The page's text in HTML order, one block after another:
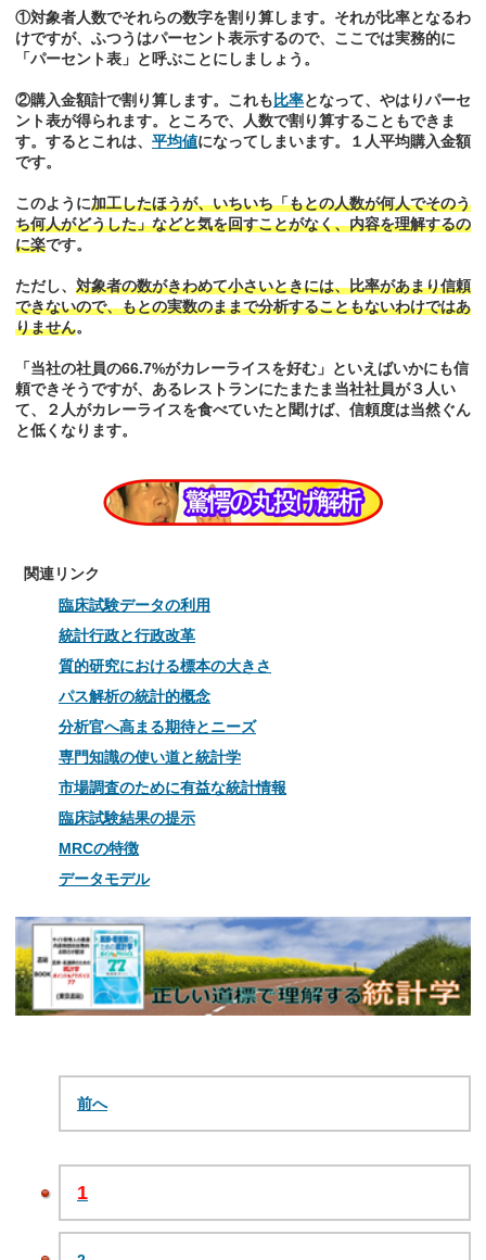
①対象者人数でそれらの数字を割り算します。それが比率となるわ
けですが、ふつうはパーセント表示するので、ここでは実務的に
「パーセント表」と呼ぶことにしましょう。
②購入金額計で割り算します。これも 比率となって、やはりパーセ
ント表が得られます。ところで、人数で割り算することもできま
す。するとこれは、 平均値になってしまいます。１人平均購入金額
です。
このように加工したほうが、いちいち「もとの人数が何人でそのう
ち何人がどうした」などと気を回すことがなく、内容を理解するの
に楽です。
ただし、 対象者の数がきわめて小さいときには、比率があまり信頼
できないので、もとの実数のままで分析することもないわけではあ
りません。
「当社の社員の66.7%がカレーライスを好む」といえばいかにも信
頼できそうですが、あるレストランにたまたま当社社員が３人い
て、２人がカレーライスを食べていたと聞けば、信頼度は当然ぐん
と低くなります。
関連リンク
臨床試験データの利用
統計行政と行政改革
質的研究における標本の大きさ
パス解析の統計的概念
分析官へ高まる期待とニーズ
専門知識の使い道と統計学
市場調査のために有益な統計情報
臨床試験結果の提示
MRCの特徴
データモデル
前へ
1